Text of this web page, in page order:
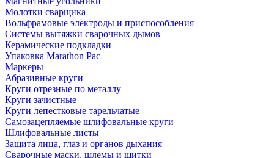
Молотки сварщика
Вольфрамовые электроды и приспособления
Системы вытяжки сварочных дымов
Керамические подкладки
Упаковка Marathon Pac
Маркеры
Абразивные круги
Круги отрезные по металлу
Круги зачистные
Круги лепестковые тарельчатые
Самозацепляемые шлифовальные круги
Шлифовальные листы
Защита лица, глаз и органов дыхания
Сварочные маски, шлемы и щитки